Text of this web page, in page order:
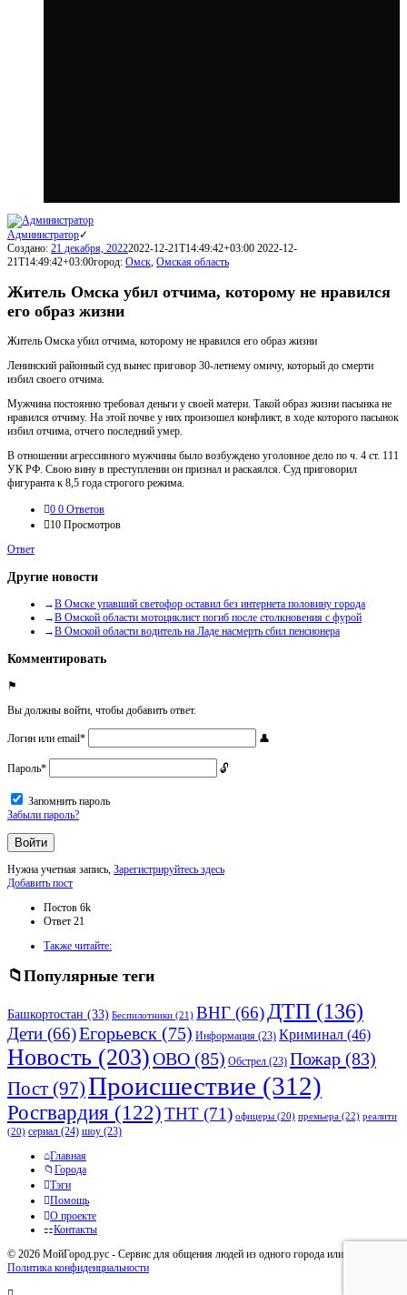
Администратор
Создано: 21 декабря, 20222022-12-21T14:49:42+03:00 2022-12-
21T14:49:42+03:00город: Омск, Омская область
Житель Омска убил отчима, которому не нравился
его образ жизни
Житель Омска убил отчима, которому не нравился его образ жизни
Ленинский районный суд вынес приговор 30-летнему омичу, который до смерти
избил своего отчима.
Мужчина постоянно требовал деньги у своей матери. Такой образ жизни пасынка не
нравился отчиму. На этой почве у них произошел конфликт, в ходе которого пасынок
избил отчима, отчего последний умер.
В отношении агрессивного мужчины было возбуждено уголовное дело по ч. 4 ст. 111
УК РФ. Свою вину в преступлении он признал и раскаялся. Суд приговорил
фигуранта к 8,5 года строгого режима.
0 0 Ответов
10 Просмотров
Ответ
Другие новости
В Омске упавший светофор оставил без интернета половину города
В Омской области мотоциклист погиб после столкновения с фурой
В Омской области водитель на Ладе насмерть сбил пенсионера
Комментировать
Вы должны войти, чтобы добавить ответ.
Логин или email*
Пароль*
Запомнить пароль
Забыли пароль?
Нужна учетная запись, Зарегистрируйтесь здесь
Боковая
Добавить пост
Статистика
Постов 6k
Ответ 21
Также читайте:
Популярные теги
Башкортостан (33) Беспилотники (21) ВНГ (66) ДТП (136)
Дети (66)Егорьевск (75) Информация (23) Криминал (46)
Новость (203)ОВО (85) Обстрел (23) Пожар (83)
Пост (97)Происшествие (312)
Росгвардия (122)ТНТ (71) офицеры (20) премьера (22) реалити
(20) сериал (24) шоу (23)
Исследовать
Главная
Города
Тэги
Помощь
О проекте
Контакты
© 2026 МойГород.рус - Cервис для общения людей из одного города или района
Политика конфиденциальности